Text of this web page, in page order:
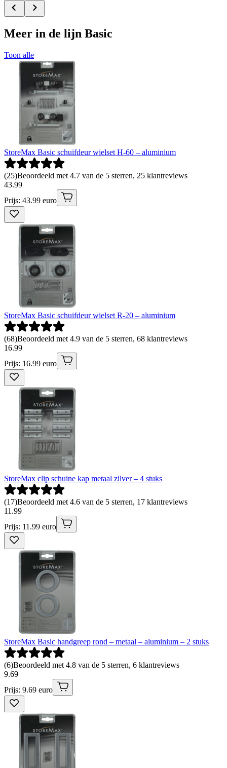
Meer in de lijn Basic
Toon alle
StoreMax Basic schuifdeur wielset H-60 – aluminium
(25)Beoordeeld met 4.7 van de 5 sterren, 25 klantreviews
43.99
Prijs: 43.99 euro
StoreMax Basic schuifdeur wielset R-20 – aluminium
(68)Beoordeeld met 4.9 van de 5 sterren, 68 klantreviews
16.99
Prijs: 16.99 euro
StoreMax clip schuine kap metaal zilver – 4 stuks
(17)Beoordeeld met 4.6 van de 5 sterren, 17 klantreviews
11 .99
Prijs: 11.99 euro
StoreMax Basic handgreep rond – metaal – aluminium – 2 stuks
(6)Beoordeeld met 4.8 van de 5 sterren, 6 klantreviews
9.69
Prijs: 9.69 euro